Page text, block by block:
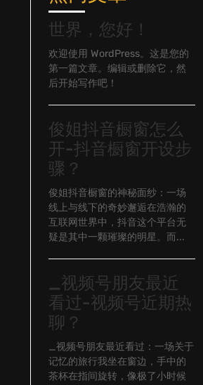
世界，您好！
欢迎使用 WordPress。这是您的
第一篇文章。编辑或删除它，然
后开始写作吧！
俊姐抖音橱窗怎么
开-抖音橱窗开设步
骤？
俊姐抖音橱窗的神秘面纱：一场
线上与线下的奇妙邂逅在浩瀚的
互联网世界中，抖音这个平台无
疑是其中一颗璀璨的明星。而...
_视频号朋友最近
看过-视频号近期热
聊？
_视频号朋友最近看过：一场关于
记忆的旅行我坐在窗边，手中的
茶杯在指间旋转，像极了小时候